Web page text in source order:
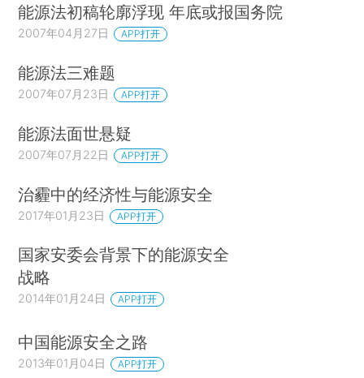
能源法初稿轮廓浮现 年底或报国务院
2007年04月27日 APP打开
能源法三难题
2007年07月23日 APP打开
能源法面世悬疑
2007年07月22日 APP打开
治霾中的经济性与能源安全
2017年01月23日 APP打开
国家安委会背景下的能源安全
战略
2014年01月24日 APP打开
中国能源安全之路
2013年01月04日 APP打开